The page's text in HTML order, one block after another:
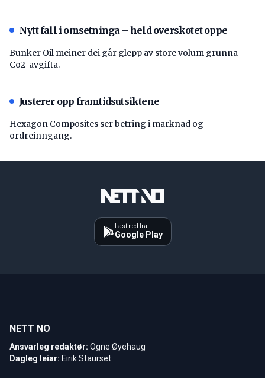
Nytt fall i omsetninga – held overskotet oppe
Bunker Oil meiner dei går glepp av store volum grunna
Co2-avgifta.
Justerer opp framtidsutsiktene
Hexagon Composites ser betring i marknad og
ordreinngang.
Last ned fra
Google Play
NETT NO
Ansvarleg redaktør: Ogne Øyehaug
Dagleg leiar: Eirik Staurset